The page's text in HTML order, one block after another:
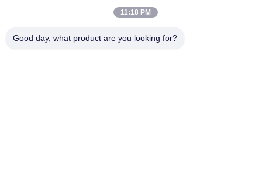
Số 1 Đường Xinghe, Khu Công nghiệp Heqiao, Nghi Hưng,
11:18 PM
Good day, what product are you looking for?